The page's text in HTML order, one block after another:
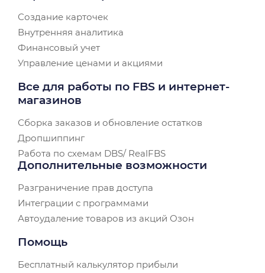
Создание карточек
Внутренняя аналитика
Финансовый учет
Управление ценами и акциями
Все для работы по FBS и интернет-
магазинов
Сборка заказов и обновление остатков
Дропшиппинг
Работа по схемам DBS/ RealFBS
Дополнительные возможности
Разграничение прав доступа
Интеграции с программами
Автоудаление товаров из акций Озон
Помощь
Бесплатный калькулятор прибыли